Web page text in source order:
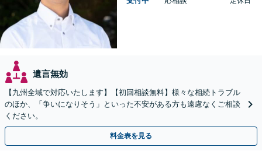
遺言無効
【九州全域で対応いたします】【初回相談無料】様々な相続トラブル
のほか、「争いになりそう」といった不安がある方も遠慮なくご相談
ください。
料金表を見る